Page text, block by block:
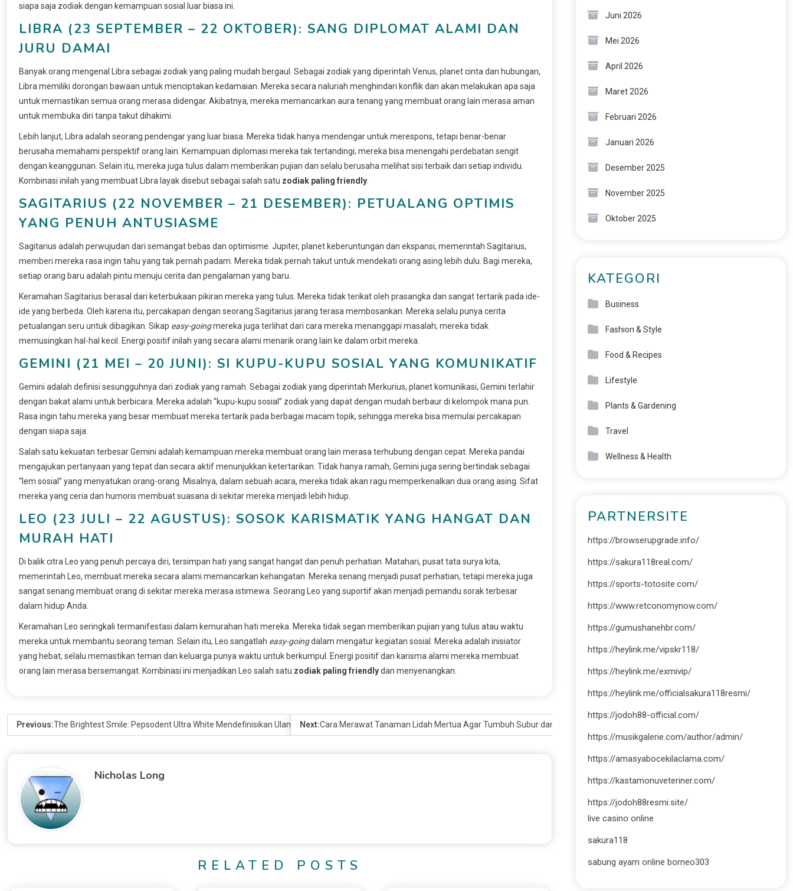
siapa saja zodiak dengan kemampuan sosial luar biasa ini.
LIBRA (23 SEPTEMBER – 22 OKTOBER): SANG DIPLOMAT ALAMI DAN
JURU DAMAI
Banyak orang mengenal Libra sebagai zodiak yang paling mudah bergaul. Sebagai zodiak yang diperintah Venus, planet cinta dan hubungan,
Libra memiliki dorongan bawaan untuk menciptakan kedamaian. Mereka secara naluriah menghindari konflik dan akan melakukan apa saja
untuk memastikan semua orang merasa didengar. Akibatnya, mereka memancarkan aura tenang yang membuat orang lain merasa aman
untuk membuka diri tanpa takut dihakimi.
Lebih lanjut, Libra adalah seorang pendengar yang luar biasa. Mereka tidak hanya mendengar untuk merespons, tetapi benar-benar
berusaha memahami perspektif orang lain. Kemampuan diplomasi mereka tak tertandingi; mereka bisa menengahi perdebatan sengit
dengan keanggunan. Selain itu, mereka juga tulus dalam memberikan pujian dan selalu berusaha melihat sisi terbaik dari setiap individu.
Kombinasi inilah yang membuat Libra layak disebut sebagai salah satu zodiak paling friendly
SAGITARIUS (22 NOVEMBER – 21 DESEMBER): PETUALANG OPTIMIS
YANG PENUH ANTUSIASME
Sagitarius adalah perwujudan dari semangat bebas dan optimisme. Jupiter, planet keberuntungan dan ekspansi, memerintah Sagitarius,
memberi mereka rasa ingin tahu yang tak pernah padam. Mereka tidak pernah takut untuk mendekati orang asing lebih dulu. Bagi mereka,
setiap orang baru adalah pintu menuju cerita dan pengalaman yang baru.
Keramahan Sagitarius berasal dari keterbukaan pikiran mereka yang tulus. Mereka tidak terikat oleh prasangka dan sangat tertarik pada ide-
ide yang berbeda. Oleh karena itu, percakapan dengan seorang Sagitarius jarang terasa membosankan. Mereka selalu punya cerita
petualangan seru untuk dibagikan. Sikap easy-goingmereka juga terlihat dari cara mereka menanggapi masalah; mereka tidak
memusingkan hal-hal kecil. Energi positif inilah yang secara alami menarik orang lain ke dalam orbit mereka.
GEMINI (21 MEI – 20 JUNI): SI KUPU-KUPU SOSIAL YANG KOMUNIKATIF
Gemini adalah definisi sesungguhnya dari zodiak yang ramah. Sebagai zodiak yang diperintah Merkurius, planet komunikasi, Gemini terlahir
dengan bakat alami untuk berbicara. Mereka adalah “kupu-kupu sosial” zodiak yang dapat dengan mudah berbaur di kelompok mana pun.
Rasa ingin tahu mereka yang besar membuat mereka tertarik pada berbagai macam topik, sehingga mereka bisa memulai percakapan
dengan siapa saja.
Salah satu kekuatan terbesar Gemini adalah kemampuan mereka membuat orang lain merasa terhubung dengan cepat. Mereka pandai
mengajukan pertanyaan yang tepat dan secara aktif menunjukkan ketertarikan. Tidak hanya ramah, Gemini juga sering bertindak sebagai
“lem sosial” yang menyatukan orang-orang. Misalnya, dalam sebuah acara, mereka tidak akan ragu memperkenalkan dua orang asing. Sifat
mereka yang ceria dan humoris membuat suasana di sekitar mereka menjadi lebih hidup.
LEO (23 JULI – 22 AGUSTUS): SOSOK KARISMATIK YANG HANGAT DAN
MURAH HATI
Di balik citra Leo yang penuh percaya diri, tersimpan hati yang sangat hangat dan penuh perhatian. Matahari, pusat tata surya kita,
memerintah Leo, membuat mereka secara alami memancarkan kehangatan. Mereka senang menjadi pusat perhatian, tetapi mereka juga
sangat senang membuat orang di sekitar mereka merasa istimewa. Seorang Leo yang suportif akan menjadi pemandu sorak terbesar
dalam hidup Anda.
Keramahan Leo seringkali termanifestasi dalam kemurahan hati mereka. Mereka tidak segan memberikan pujian yang tulus atau waktu
mereka untuk membantu seorang teman. Selain itu, Leo sangatlah easy-goingdalam mengatur kegiatan sosial. Mereka adalah inisiator
yang hebat, selalu memastikan teman dan keluarga punya waktu untuk berkumpul. Energi positif dan karisma alami mereka membuat
orang lain merasa bersemangat. Kombinasi ini menjadikan Leo salah satu zodiak paling friendlydan menyenangkan.
Previous:The Brightest Smile: Pepsodent Ultra White Mendefinisikan Ulang Gaya di Jakarta Fashion Week 2026
Next:Cara Merawat Tanaman Lidah Mertua Agar Tumbuh Subur dan Segar
Nicholas Long
RELATED POSTS
Juni 2026
Mei 2026
April 2026
Maret 2026
Februari 2026
Januari 2026
Desember 2025
November 2025
Oktober 2025
KATEGORI
Business
Fashion & Style
Food & Recipes
Lifestyle
Plants & Gardening
Travel
Wellness & Health
PARTNERSITE
https://browserupgrade.info/
https://sakura118real.com/
https://sports-totosite.com/
https://www.retconomynow.com/
https://gumushanehbr.com/
https://heylink.me/vipskr118/
https://heylink.me/exmivip/
https://heylink.me/officialsakura118resmi/
https://jodoh88-official.com/
https://musikgalerie.com/author/admin/
https://amasyabocekilaclama.com/
https://kastamonuveteriner.com/
https://jodoh88resmi.site/
live casino online
sakura118
sabung ayam online borneo303